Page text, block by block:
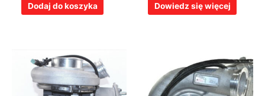
Dodaj do koszyka Dowiedz się więcej